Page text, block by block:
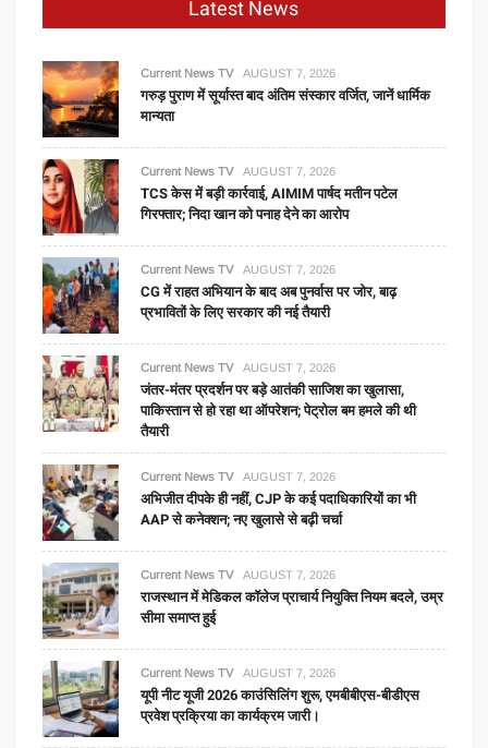
Latest News
Current News TV AUGUST 7, 2026
गरुड़ पुराण में सूर्यास्त बाद अंतिम संस्कार वर्जित, जानें धार्मिक
मान्यता
Current News TV AUGUST 7, 2026
TCS केस में बड़ी कार्रवाई, AIMIM पार्षद मतीन पटेल
गिरफ्तार; निदा खान को पनाह देने का आरोप
Current News TV AUGUST 7, 2026
CG में राहत अभियान के बाद अब पुनर्वास पर जोर, बाढ़
प्रभावितों के लिए सरकार की नई तैयारी
Current News TV AUGUST 7, 2026
जंतर-मंतर प्रदर्शन पर बड़े आतंकी साजिश का खुलासा,
पाकिस्तान से हो रहा था ऑपरेशन; पेट्रोल बम हमले की थी
तैयारी
Current News TV AUGUST 7, 2026
अभिजीत दीपके ही नहीं, CJP के कई पदाधिकारियों का भी
AAP से कनेक्शन; नए खुलासे से बढ़ी चर्चा
Current News TV AUGUST 7, 2026
राजस्थान में मेडिकल कॉलेज प्राचार्य नियुक्ति नियम बदले, उम्र
सीमा समाप्त हुई
Current News TV AUGUST 7, 2026
यूपी नीट यूजी 2026 काउंसिलिंग शुरू, एमबीबीएस-बीडीएस
प्रवेश प्रक्रिया का कार्यक्रम जारी।